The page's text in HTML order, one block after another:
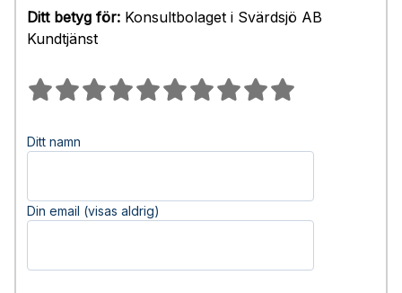
Ditt betyg för: Konsultbolaget i Svärdsjö AB
Kundtjänst
Ditt namn
Din email (visas aldrig)